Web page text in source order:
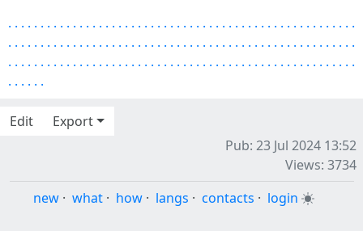
. . . . . . . . . . . . . . . . . . . . . . . . . . . . . . . . . . . . . . . . . . . . . . . . . . . . . .
. . . . . . . . . . . . . . . . . . . . . . . . . . . . . . . . . . . . . . . . . . . . . . . . . . . . . .
. . . . . . . . . . . . . . . . . . . . . . . . . . . . . . . . . . . . . . . . . . . . . . . . . . . . . .
. . . . . .
Edit
Export
Pub: 23 Jul 2024 13:52
Views: 3734
new · what · how · langs · contacts · login